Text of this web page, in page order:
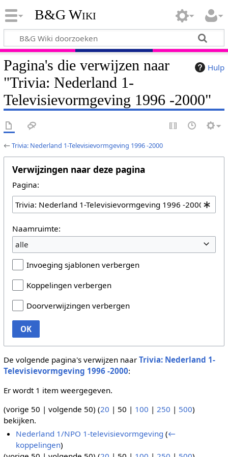
B&G Wiki
Hulp
Pagina's die verwijzen naar
"Trivia: Nederland 1-
Televisievormgeving 1996 -2000"
←Trivia: Nederland 1-Televisievormgeving 1996 -2000
Verwijzingen naar deze pagina
Pagina:
Naamruimte:
alle
Invoeging sjablonen verbergen
Koppelingen verbergen
Doorverwijzingen verbergen
OK
De volgende pagina's verwijzen naar Trivia: Nederland 1-
Televisievormgeving 1996 -2000:
Er wordt 1 item weergegeven.
(vorige 50 | volgende 50) (20 | 50 | 100 | 250 | 500)
bekijken.
Nederland 1/NPO 1-televisievormgeving (←
koppelingen)